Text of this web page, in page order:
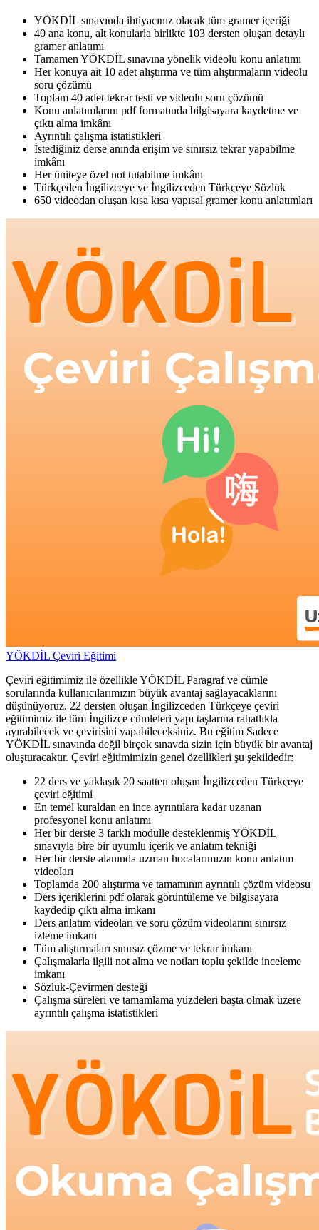
YÖKDİL sınavında ihtiyacınız olacak tüm gramer içeriği
40 ana konu, alt konularla birlikte 103 dersten oluşan detaylı
gramer anlatımı
Tamamen YÖKDİL sınavına yönelik videolu konu anlatımı
Her konuya ait 10 adet alıştırma ve tüm alıştırmaların videolu
soru çözümü
Toplam 40 adet tekrar testi ve videolu soru çözümü
Konu anlatımlarını pdf formatında bilgisayara kaydetme ve
çıktı alma imkânı
Ayrıntılı çalışma istatistikleri
İstediğiniz derse anında erişim ve sınırsız tekrar yapabilme
imkânı
Her üniteye özel not tutabilme imkânı
Türkçeden İngilizceye ve İngilizceden Türkçeye Sözlük
650 videodan oluşan kısa kısa yapısal gramer konu anlatımları
YÖKDİL Çeviri Eğitimi
Çeviri eğitimimiz ile özellikle YÖKDİL Paragraf ve cümle
sorularında kullanıcılarımızın büyük avantaj sağlayacaklarını
düşünüyoruz. 22 dersten oluşan İngilizceden Türkçeye çeviri
eğitimimiz ile tüm İngilizce cümleleri yapı taşlarına rahatlıkla
ayırabilecek ve çevirisini yapabileceksiniz. Bu eğitim Sadece
YÖKDİL sınavında değil birçok sınavda sizin için büyük bir avantaj
oluşturacaktır. Çeviri eğitimimizin genel özellikleri şu şekildedir:
22 ders ve yaklaşık 20 saatten oluşan İngilizceden Türkçeye
çeviri eğitimi
En temel kuraldan en ince ayrıntılara kadar uzanan
profesyonel konu anlatımı
Her bir derste 3 farklı modülle desteklenmiş YÖKDİL
sınavıyla bire bir uyumlu içerik ve anlatım tekniği
Her bir derste alanında uzman hocalarımızın konu anlatım
videoları
Toplamda 200 alıştırma ve tamamının ayrıntılı çözüm videosu
Ders içeriklerini pdf olarak görüntüleme ve bilgisayara
kaydedip çıktı alma imkanı
Ders anlatım videoları ve soru çözüm videolarını sınırsız
izleme imkanı
Tüm alıştırmaları sınırsız çözme ve tekrar imkanı
Çalışmalarla ilgili not alma ve notları toplu şekilde inceleme
imkanı
Sözlük-Çevirmen desteği
Çalışma süreleri ve tamamlama yüzdeleri başta olmak üzere
ayrıntılı çalışma istatistikleri